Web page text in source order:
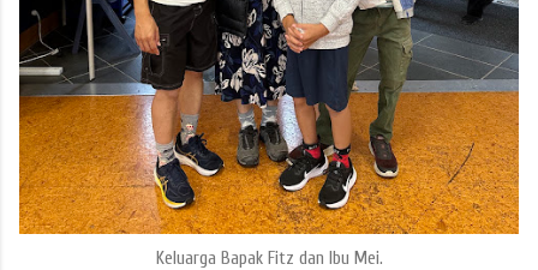
Keluarga Bapak Fitz dan Ibu Mei.